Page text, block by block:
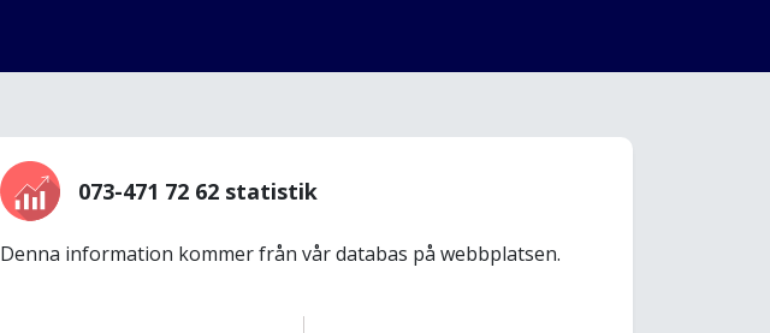
073-471 72 62 statistik
Denna information kommer från vår databas på webbplatsen.